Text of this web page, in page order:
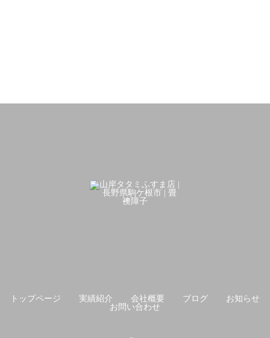
トップページ 実績紹介 会社概要 ブログ
お知らせ
お問い合わせ